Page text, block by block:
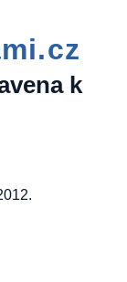
k